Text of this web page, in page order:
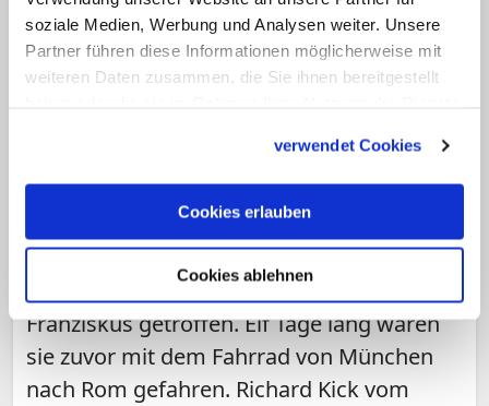
soziale Medien, Werbung und Analysen weiter. Unsere
Partner führen diese Informationen möglicherweise mit
weiteren Daten zusammen, die Sie ihnen bereitgestellt
verwendet Cookies
Cookies erlauben
Cookies ablehnen
Kick: Nehme dem Papst ab, dass es ihm
ernst ist mit der Aufarbeitung
Missbrauchsbetroffene aus dem Erzbistum
München und Freising haben Papst
Franziskus getroffen. Elf Tage lang waren
sie zuvor mit dem Fahrrad von München
nach Rom gefahren. Richard Kick vom